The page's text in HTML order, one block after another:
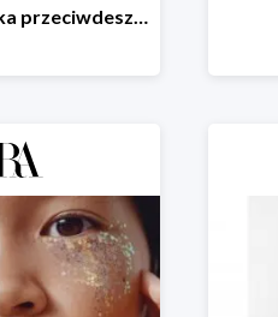
Gumowana kurtka przeciwdeszczowa - 40%